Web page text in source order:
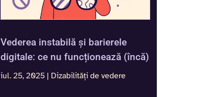
Vederea instabilă și barierele
digitale: ce nu funcționează (încă)
iul. 25, 2025 | Dizabilități de vedere